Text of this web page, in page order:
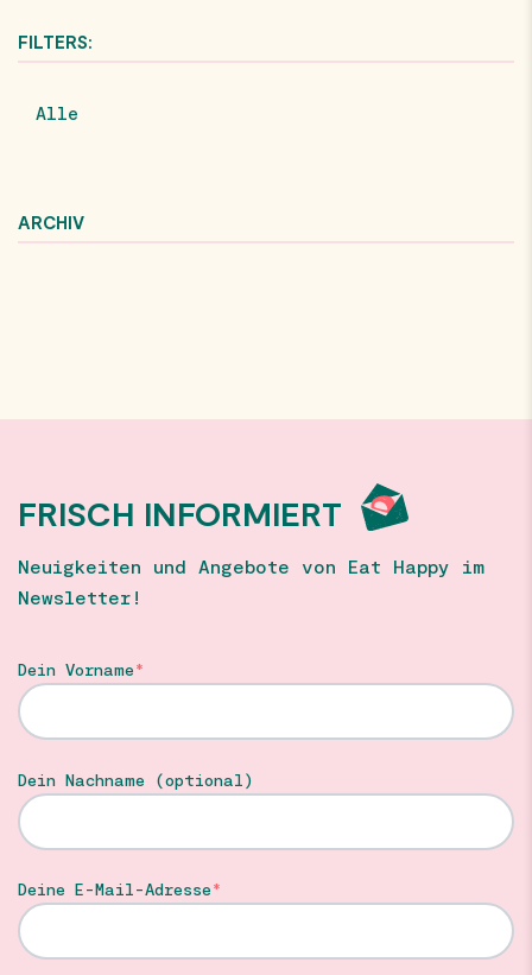
FILTERS:
Alle
ARCHIV
FRISCH INFORMIERT
Neuigkeiten und Angebote von Eat Happy im
Newsletter!
Dein Vorname
Dein Nachname (optional)
Deine E-Mail-Adresse